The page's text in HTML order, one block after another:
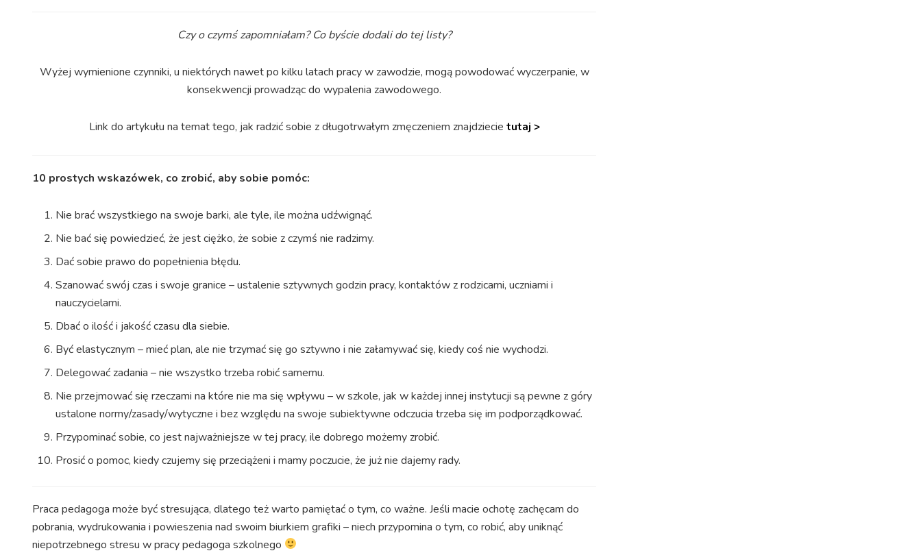
Czy o czymś zapomniałam? Co byście dodali do tej listy?
Wyżej wymienione czynniki, u niektórych nawet po kilku latach pracy w zawodzie, mogą powodować wyczerpanie, w
konsekwencji prowadząc do wypalenia zawodowego.
Link do artykułu na temat tego, jak radzić sobie z długotrwałym zmęczeniem znajdziecie tutaj >
10 prostych wskazówek, co zrobić, aby sobie pomóc:
Nie brać wszystkiego na swoje barki, ale tyle, ile można udźwignąć.
Nie bać się powiedzieć, że jest ciężko, że sobie z czymś nie radzimy.
Dać sobie prawo do popełnienia błędu.
Szanować swój czas i swoje granice – ustalenie sztywnych godzin pracy, kontaktów z rodzicami, uczniami i
nauczycielami.
Dbać o ilość i jakość czasu dla siebie.
Być elastycznym – mieć plan, ale nie trzymać się go sztywno i nie załamywać się, kiedy coś nie wychodzi.
Delegować zadania – nie wszystko trzeba robić samemu.
Nie przejmować się rzeczami na które nie ma się wpływu – w szkole, jak w każdej innej instytucji są pewne z góry
ustalone normy/zasady/wytyczne i bez względu na swoje subiektywne odczucia trzeba się im podporządkować.
Przypominać sobie, co jest najważniejsze w tej pracy, ile dobrego możemy zrobić.
Prosić o pomoc, kiedy czujemy się przeciążeni i mamy poczucie, że już nie dajemy rady.
Praca pedagoga może być stresująca, dlatego też warto pamiętać o tym, co ważne. Jeśli macie ochotę zachęcam do
pobrania, wydrukowania i powieszenia nad swoim biurkiem grafiki – niech przypomina o tym, co robić, aby uniknąć
niepotrzebnego stresu w pracy pedagoga szkolnego